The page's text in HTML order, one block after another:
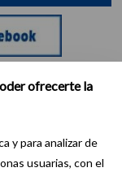
ofrecerte la
y para analizar de
usuarias, con el